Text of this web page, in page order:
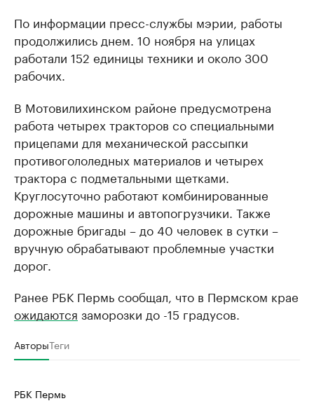
По информации пресс-службы мэрии, работы
продолжились днем. 10 ноября на улицах
работали 152 единицы техники и около 300
рабочих.
В Мотовилихинском районе предусмотрена
работа четырех тракторов со специальными
прицепами для механической рассыпки
противогололедных материалов и четырех
трактора с подметальными щетками.
Круглосуточно работают комбинированные
дорожные машины и автопогрузчики. Также
дорожные бригады – до 40 человек в сутки –
вручную обрабатывают проблемные участки
дорог.
Ранее РБК Пермь сообщал, что в Пермском крае
ожидаются заморозки до -15 градусов.
АвторыТеги
РБК Пермь